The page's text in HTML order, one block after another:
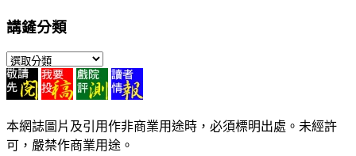
講鏟分類
講
鏟
分
類
本網誌圖片及引用作非商業用途時，必須標明出處。未經許
可，嚴禁作商業用途。